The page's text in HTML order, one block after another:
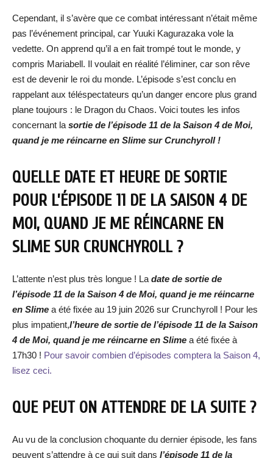
Cependant, il s’avère que ce combat intéressant n’était même
pas l’événement principal, car Yuuki Kagurazaka vole la
vedette. On apprend qu’il a en fait trompé tout le monde, y
compris Mariabell. Il voulait en réalité l’éliminer, car son rêve
est de devenir le roi du monde. L’épisode s’est conclu en
rappelant aux téléspectateurs qu’un danger encore plus grand
plane toujours : le Dragon du Chaos. Voici toutes les infos
concernant la sortie de l’épisode 11 de la Saison 4 de Moi,
quand je me réincarne en Slime sur Crunchyroll !
QUELLE DATE ET HEURE DE SORTIE
POUR L’ÉPISODE 11 DE LA SAISON 4 DE
MOI, QUAND JE ME RÉINCARNE EN
SLIME SUR CRUNCHYROLL ?
L’attente n’est plus très longue ! La date de sortie de
l’épisode 11 de la Saison 4 de Moi, quand je me réincarne
en Slime a été fixée au 19 juin 2026 sur Crunchyroll ! Pour les
plus impatient,l’heure de sortie de l’épisode 11 de la Saison
4 de Moi, quand je me réincarne en Slime a été fixée à
17h30 ! Pour savoir combien d’épisodes comptera la Saison 4,
lisez ceci.
QUE PEUT ON ATTENDRE DE LA SUITE ?
Au vu de la conclusion choquante du dernier épisode, les fans
peuvent s’attendre à ce qui suit dans l’épisode 11 de la